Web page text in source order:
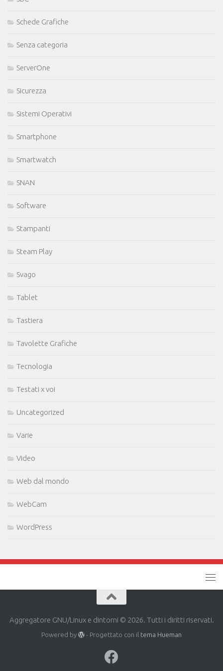
Schede Grafiche
Senza categoria
ServerOne
Sicurezza
Sistemi Operativi
Smartphone
Smartwatch
SNAN
Software
Stampanti
Steam Play
Svago
Tablet
Tastiera
Tavolette Grafiche
Tecnologia
Testati x voi
Uncategorized
Varie
Video
Web dal mondo
WebCam
WordPress
Aggregatore GNU/Linux e dintorni © 2026. Tutti i diritti riservati.
Powered by - Progettato con il tema Hueman